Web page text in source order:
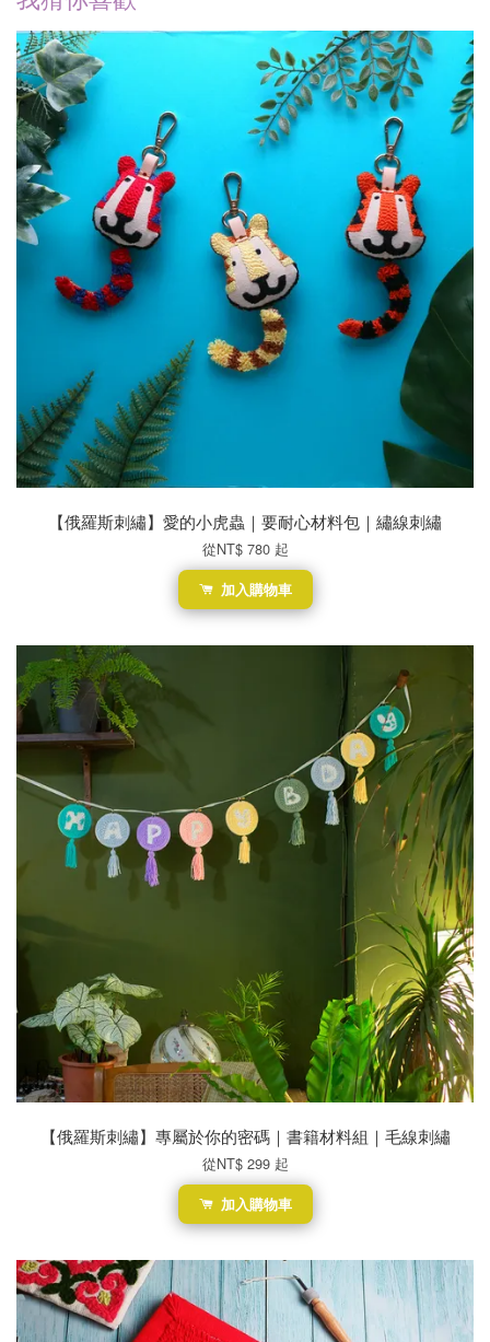
【俄羅斯刺繡】愛的小虎蟲｜要耐心材料包｜繡線刺繡
從NT$ 780 起
加入購物車
【俄羅斯刺繡】專屬於你的密碼｜書籍材料組｜毛線刺繡
從NT$ 299 起
加入購物車